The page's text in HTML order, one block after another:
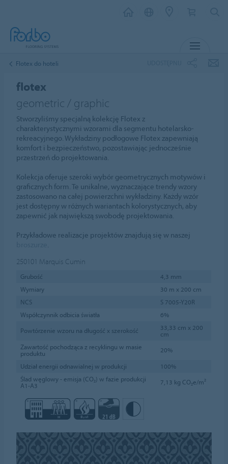
Flotex do hoteli
flotex
geometric / graphic
Stworzyliśmy specjalną kolekcję Flotex z
charakterystycznymi wzorami dla segmentu hotelarsko-
rekreacyjnego. Wykładziny podłogowe Flotex zapewniają
komfort i bezpieczeństwo, pozostawiając jednocześnie
przestrzeń do projektowania.
Kolekcja oferuje szeroki wybór geometrycznych motywów i
graficznych form. Te unikalne, wyznaczające trendy wzory
zastosowano na całej powierzchni wykładziny. Każdy wzór
jest dostępny w różnych wariantach kolorystycznych, aby
zapewnić jak największą swobodę projektowania.
Przykładowe realizacje projektów znajdują się w naszej
.
250101 Marquis Cumin
Grubość
4,3 mm
Wymiary
30 m x 200 cm
NCS
S 7005-Y20R
Współczynnik odbicia światła
6%
Powtórzenie wzoru na długość x szerokość
33,33 cm x 200
cm
Zawartość pochodząca z recyklingu w masie
produktu
20%
Udział energii odnawialnej w produkcji
100%
Ślad węglowy - emisja (CO₂) w fazie produkcji
A1-A3
7,13 kg CO₂e/m²